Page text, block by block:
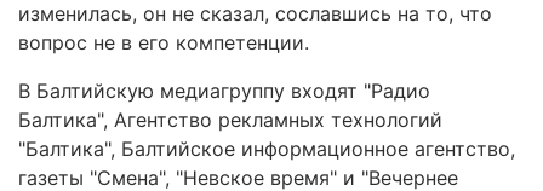
изменилась, он не сказал, сославшись на то, что
вопрос не в его компетенции.
В Балтийскую медиагруппу входят "Радио
Балтика", Агентство рекламных технологий
"Балтика", Балтийское информационное агентство,
газеты "Смена", "Невское время" и "Вечернее